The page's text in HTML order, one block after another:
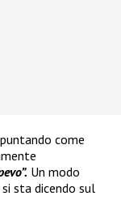
come
Un modo
sta dicendo sul